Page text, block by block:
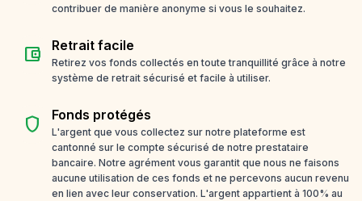
contribuer de manière anonyme si vous le souhaitez.
account_balance_wallet Retrait facile
Retirez vos fonds collectés en toute tranquillité grâce à notre
système de retrait sécurisé et facile à utiliser.
shield Fonds protégés
L'argent que vous collectez sur notre plateforme est
cantonné sur le compte sécurisé de notre prestataire
bancaire. Notre agrément vous garantit que nous ne faisons
aucune utilisation de ces fonds et ne percevons aucun revenu
en lien avec leur conservation. L'argent appartient à 100% au